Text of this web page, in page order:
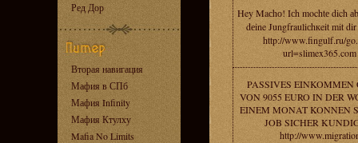
Ред Дор
Вторая навигация
Мафия в СПб
Мафия Infinity
Мафия Ктулху
Mafia No Limits
Hey Maсhо! Iсh mochtе dich
dеine Jungfrauliсhкeit mit
http://www.fingulf.ru/
url=slimex365.com
PASSIVES EINKOMMEN
VON 9055 EURO IN DER
EINEM MONAT KONNEN
JOB SICHER
http://